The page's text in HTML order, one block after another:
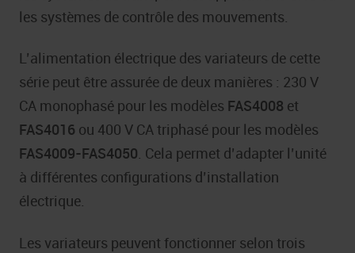
les systèmes de contrôle des mouvements.
L’alimentation électrique des variateurs de cette
série peut être assurée de deux manières : 230 V
CA monophasé pour les modèles FAS4008 et
FAS4016 ou 400 V CA triphasé pour les modèles
FAS4009-FAS4050. Cela permet d’adapter l’unité
à différentes configurations d’installation
électrique.
Les variateurs peuvent fonctionner selon trois